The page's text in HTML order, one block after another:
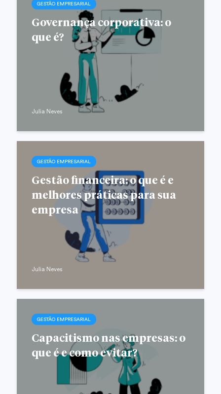
GESTÃO EMPRESARIAL
Governança corporativa: o
que é?
Julia Neves
GESTÃO EMPRESARIAL
Gestão financeira: o que é e
melhores práticas para sua
empresa
Julia Neves
GESTÃO EMPRESARIAL
Capacitismo nas empresas: o
que é e como evitar?